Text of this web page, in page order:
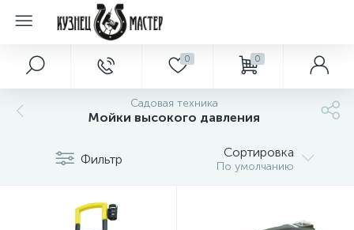
0 0
Садовая техника
Мойки высокого давления
Фильтр Сортировка
По умолчанию